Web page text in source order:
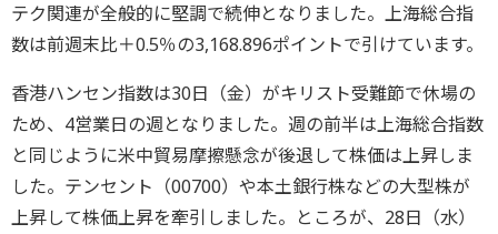
テク関連が全般的に堅調で続伸となりました。上海総合指
数は前週末比＋0.5％の3,168.896ポイントで引けています。
香港ハンセン指数は30日（金）がキリスト受難節で休場の
ため、4営業日の週となりました。週の前半は上海総合指数
と同じように米中貿易摩擦懸念が後退して株価は上昇しま
した。テンセント（00700）や本土銀行株などの大型株が
上昇して株価上昇を牽引しました。ところが、28日（水）